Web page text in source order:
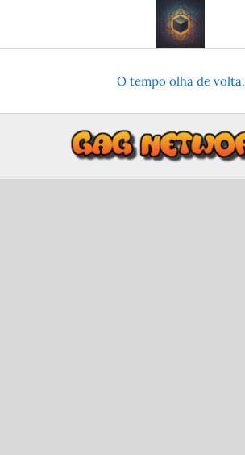
o
O tempo olha de volta.